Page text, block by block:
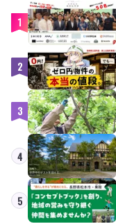
1
2
3
4
5